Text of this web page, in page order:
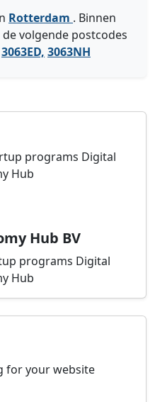
Rotterdam . Binnen
de volgende postcodes
3063ED, 3063NH
Hub BV
programs Digital
Hub